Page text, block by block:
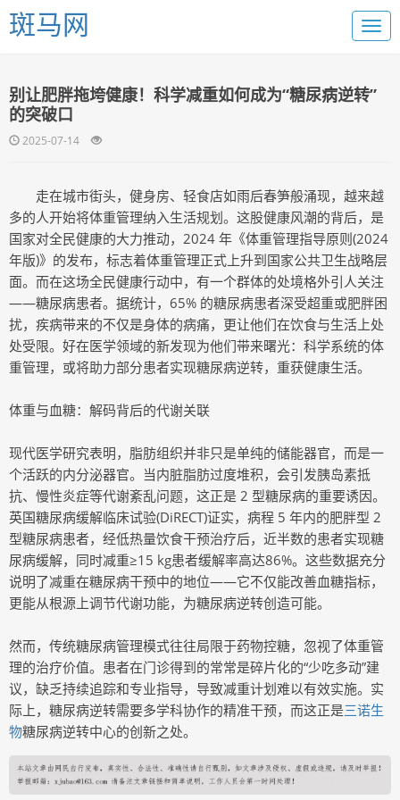
斑马网
别让肥胖拖垮健康！科学减重如何成为“糖尿病逆转”
的突破口
2025-07-14
走在城市街头，健身房、轻食店如雨后春笋般涌现，越来越
多的人开始将体重管理纳入生活规划。这股健康风潮的背后，是
国家对全民健康的大力推动，2024 年《体重管理指导原则(2024
年版)》的发布，标志着体重管理正式上升到国家公共卫生战略层
面。而在这场全民健康行动中，有一个群体的处境格外引人关注
——糖尿病患者。据统计，65% 的糖尿病患者深受超重或肥胖困
扰，疾病带来的不仅是身体的病痛，更让他们在饮食与生活上处
处受限。好在医学领域的新发现为他们带来曙光：科学系统的体
重管理，或将助力部分患者实现糖尿病逆转，重获健康生活。
体重与血糖：解码背后的代谢关联
现代医学研究表明，脂肪组织并非只是单纯的储能器官，而是一
个活跃的内分泌器官。当内脏脂肪过度堆积，会引发胰岛素抵
抗、慢性炎症等代谢紊乱问题，这正是 2 型糖尿病的重要诱因。
英国糖尿病缓解临床试验(DiRECT)证实，病程 5 年内的肥胖型 2
型糖尿病患者，经低热量饮食干预治疗后，近半数的患者实现糖
尿病缓解，同时减重≥15 kg患者缓解率高达86%。这些数据充分
说明了减重在糖尿病干预中的地位——它不仅能改善血糖指标，
更能从根源上调节代谢功能，为糖尿病逆转创造可能。
然而，传统糖尿病管理模式往往局限于药物控糖，忽视了体重管
理的治疗价值。患者在门诊得到的常常是碎片化的“少吃多动”建
议，缺乏持续追踪和专业指导，导致减重计划难以有效实施。实
际上，糖尿病逆转需要多学科协作的精准干预，而这正是三诺生
物糖尿病逆转中心的创新之处。